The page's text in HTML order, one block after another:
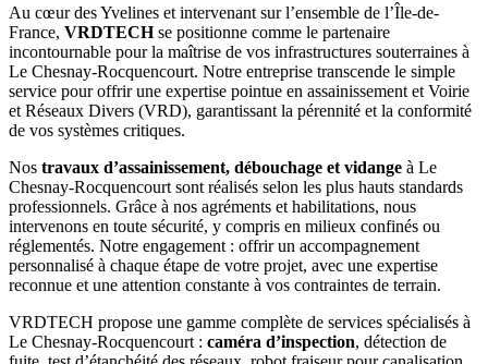
Au cœur des Yvelines et intervenant sur l’ensemble de l’Île-de-
France, VRDTECHse positionne comme le partenaire
incontournable pour la maîtrise de vos infrastructures souterraines à
Le Chesnay-Rocquencourt. Notre entreprise transcende le simple
service pour offrir une expertise pointue en assainissement et Voirie
et Réseaux Divers (VRD), garantissant la pérennité et la conformité
de vos systèmes critiques.
Nos travaux d’assainissement, débouchage et vidange à Le
Chesnay-Rocquencourt sont réalisés selon les plus hauts standards
professionnels. Grâce à nos agréments et habilitations, nous
intervenons en toute sécurité, y compris en milieux confinés ou
réglementés. Notre engagement : offrir un accompagnement
personnalisé à chaque étape de votre projet, avec une expertise
reconnue et une attention constante à vos contraintes de terrain.
VRDTECH propose une gamme complète de services spécialisés à
Le Chesnay-Rocquencourt : caméra d’inspection, détection de